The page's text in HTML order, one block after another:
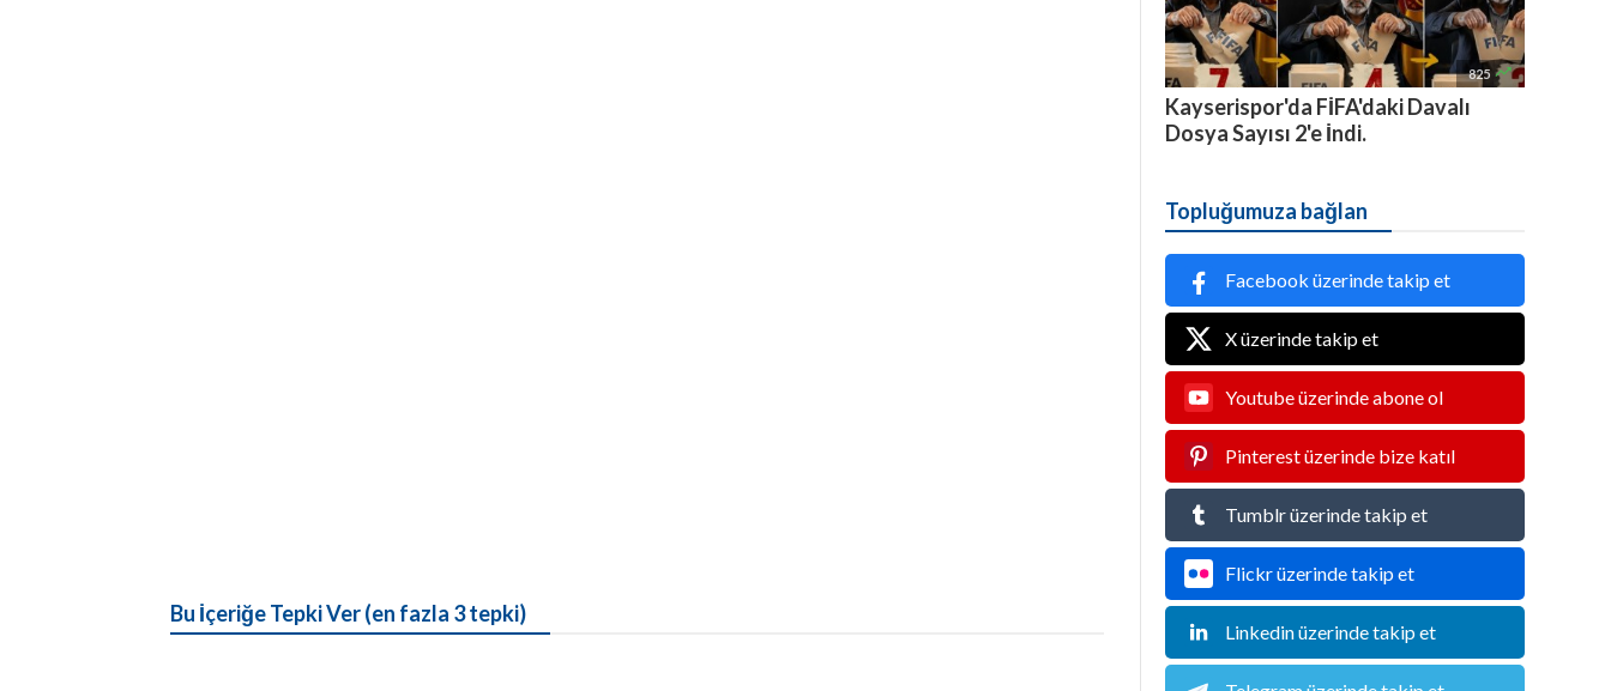
Bu İçeriğe Tepki Ver (en fazla 3 tepki)
825 
Kayserispor'da FİFA'daki Davalı
Dosya Sayısı 2'e İndi.
Topluğumuza bağlan
Facebook üzerinde takip et
X üzerinde takip et
Youtube üzerinde abone ol
Pinterest üzerinde bize katıl
Tumblr üzerinde takip et
Flickr üzerinde takip et
Linkedin üzerinde takip et